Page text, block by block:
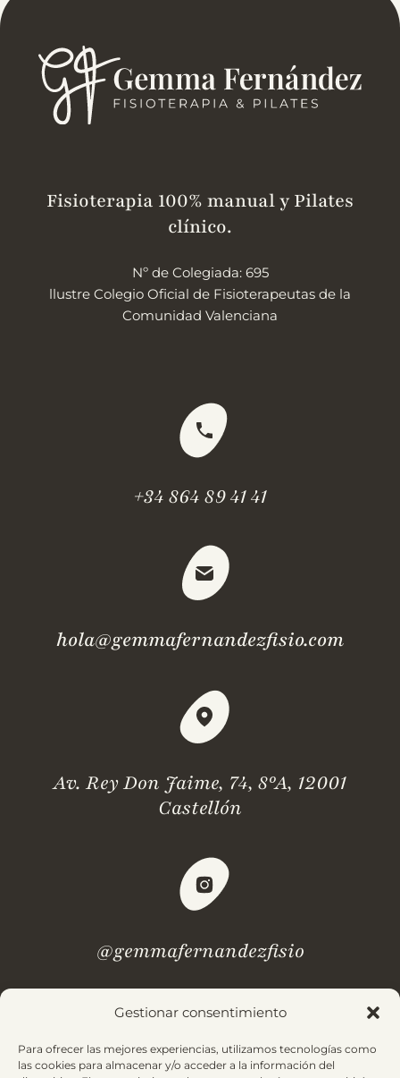
Gestionar consentimiento
Para ofrecer las mejores experiencias, utilizamos tecnologías como
las cookies para almacenar y/o acceder a la información del
Fisioterapia 100% manual y Pilates
clínico.
Nº de Colegiada: 695
llustre Colegio Oficial de Fisioterapeutas de la
Comunidad Valenciana
+34 864 89 41 41
hola@gemmafernandezfisio.com
Av. Rey Don Jaime, 74, 8ºA, 12001
Castellón
@gemmafernandezfisio